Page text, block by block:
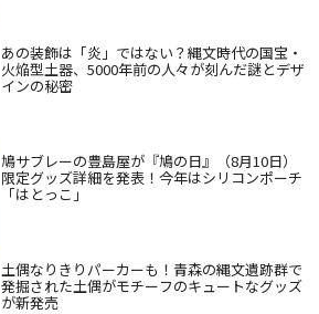
あの装飾は「炎」ではない？縄文時代の国宝・
火焔型土器、5000年前の人々が刻んだ謎とデザ
インの秘密
鳩サブレーの豊島屋が『鳩の日』（8月10日）
限定グッズ詳細を発表！今年はシリコンポーチ
「はとっこ」
土偶なりきりパーカーも！青森の縄文遺跡群で
発掘された土偶がモチーフのキュートなグッズ
が新発売